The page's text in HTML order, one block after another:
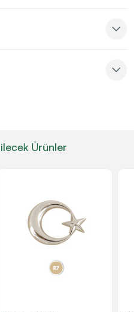
Ürünler